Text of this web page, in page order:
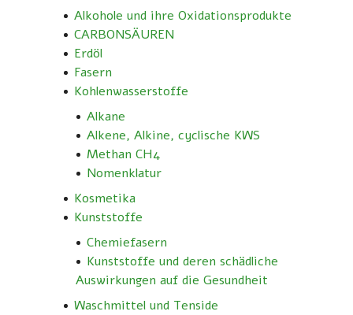
Alkohole und ihre Oxidationsprodukte
CARBONSÄUREN
Erdöl
Fasern
Kohlenwasserstoffe
Alkane
Alkene, Alkine, cyclische KWS
Methan CH4
Nomenklatur
Kosmetika
Kunststoffe
Chemiefasern
Kunststoffe und deren schädliche
Auswirkungen auf die Gesundheit
Waschmittel und Tenside